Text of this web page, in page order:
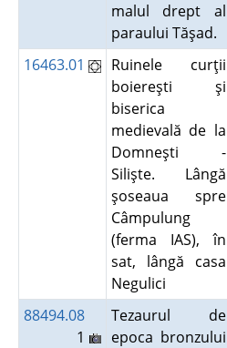
malul drept al
paraului Tăşad.
16463.01
Ruinele curţii
boiereşti şi
biserica
medievală de la
Domneşti -
Silişte. Lângă
şoseaua spre
Câmpulung
(ferma IAS), în
sat, lângă casa
Negulici
88494.08
1
Tezaurul de
epoca bronzului